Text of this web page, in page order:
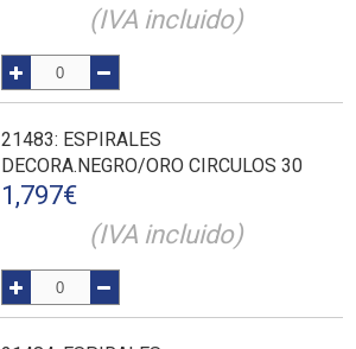
(IVA incluido)
21483: ESPIRALES
DECORA.NEGRO/ORO CIRCULOS 30
1,797€
(IVA incluido)